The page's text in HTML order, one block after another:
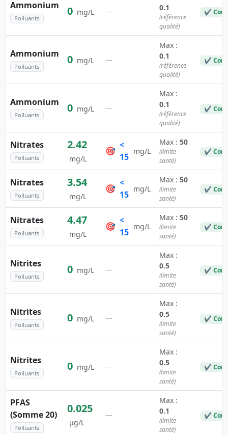
Ammonium
Polluants
0 mg/L —
0.1
(référence
qualité)
✔
Ammonium
Polluants
0 mg/L —
Max :
0.1
(référence
qualité)
✔
Ammonium
Polluants
0 mg/L —
Max :
0.1
(référence
qualité)
✔
Nitrates
Polluants
2.42
mg/L
🎯
<
15
mg/L
Max : 50
(limite
santé)
✔
Nitrates
Polluants
3.54
mg/L
🎯
<
15
mg/L
Max : 50
(limite
santé)
✔
Nitrates
Polluants
4.47
mg/L
🎯
<
15
mg/L
Max : 50
(limite
santé)
✔
Nitrites
Polluants
0 mg/L —
Max :
0.5
(limite
santé)
✔
Nitrites
Polluants
0 mg/L —
Max :
0.5
(limite
santé)
✔
Nitrites
Polluants
0 mg/L —
Max :
0.5
(limite
santé)
✔
PFAS
(Somme 20)
Polluants
0.025
µg/L
—
Max :
0.1
(limite
santé)
✔